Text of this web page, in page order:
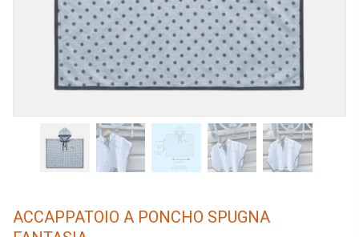
ACCAPPATOIO A PONCHO SPUGNA